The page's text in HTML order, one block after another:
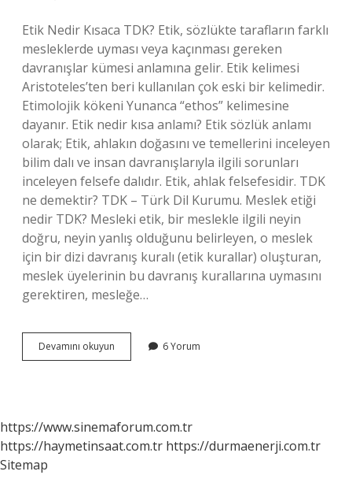
Etik Nedir Kısaca TDK? Etik, sözlükte tarafların farklı
mesleklerde uyması veya kaçınması gereken
davranışlar kümesi anlamına gelir. Etik kelimesi
Aristoteles’ten beri kullanılan çok eski bir kelimedir.
Etimolojik kökeni Yunanca “ethos” kelimesine
dayanır. Etik nedir kısa anlamı? Etik sözlük anlamı
olarak; Etik, ahlakın doğasını ve temellerini inceleyen
bilim dalı ve insan davranışlarıyla ilgili sorunları
inceleyen felsefe dalıdır. Etik, ahlak felsefesidir. TDK
ne demektir? TDK – Türk Dil Kurumu. Meslek etiği
nedir TDK? Mesleki etik, bir meslekle ilgili neyin
doğru, neyin yanlış olduğunu belirleyen, o meslek
için bir dizi davranış kuralı (etik kurallar) oluşturan,
meslek üyelerinin bu davranış kurallarına uymasını
gerektiren, mesleğe…
Devamını okuyun
Nedir
6 Yorum
https://www.sinemaforum.com.tr
https://haymetinsaat.com.tr https://durmaenerji.com.tr
Sitemap